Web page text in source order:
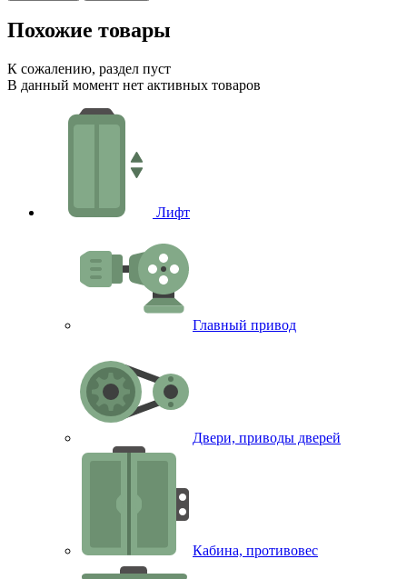
Похожие товары
К сожалению, раздел пуст
В данный момент нет активных товаров
Лифт
Главный привод
Двери, приводы дверей
Кабина, противовес